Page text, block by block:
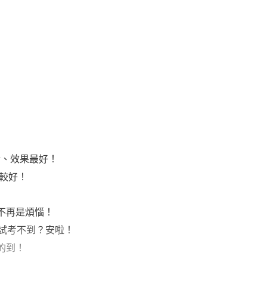
效果最好！
好！
是煩惱！
不到？安啦！
！